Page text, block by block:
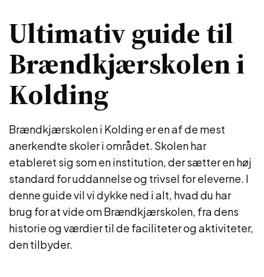
Ultimativ guide til
Brændkjærskolen i
Kolding
Brændkjærskolen i Kolding er en af de mest
anerkendte skoler i området. Skolen har
etableret sig som en institution, der sætter en høj
standard for uddannelse og trivsel for eleverne. I
denne guide vil vi dykke ned i alt, hvad du har
brug for at vide om Brændkjærskolen, fra dens
historie og værdier til de faciliteter og aktiviteter,
den tilbyder.